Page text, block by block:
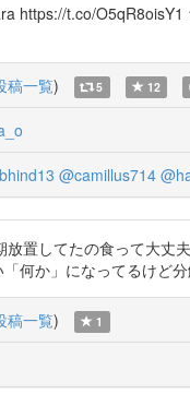
https://t.co/
稿一覧) 5 12
@camillus714
置してたの食って大丈
何か」になってるけど
稿一覧) 1